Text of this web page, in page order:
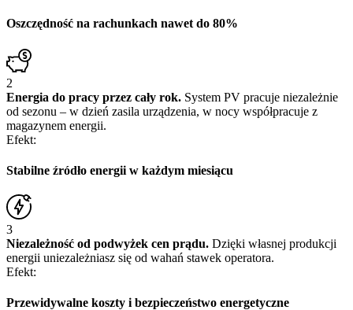
Oszczędność na rachunkach nawet do 80%
2
Energia do pracy przez cały rok. System PV pracuje niezależnie
od sezonu – w dzień zasila urządzenia, w nocy współpracuje z
magazynem energii.
Efekt:
Stabilne źródło energii w każdym miesiącu
3
Niezależność od podwyżek cen prądu. Dzięki własnej produkcji
energii uniezależniasz się od wahań stawek operatora.
Efekt:
Przewidywalne koszty i bezpieczeństwo energetyczne